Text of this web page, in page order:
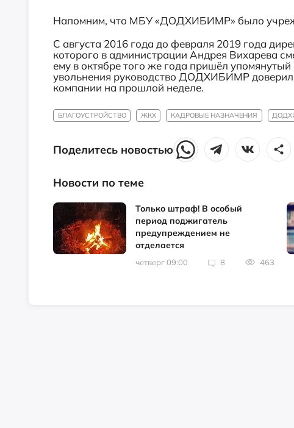
Напомним, что МБУ «ДОДХИБИМР» было
С августа 2016 года до февраля 2019 года
которого в администрации Андрея Вихарева
ему в октябре того же года пришёл
увольнения руководство ДОДХИБИМР
компании на прошлой неделе.
БЛАГОУСТРОЙСТВО ЖКХ КАДРОВЫЕ НАЗНАЧЕНИЯ
Поделитесь новостью
Новости по теме
Только штраф! В особый
период поджигатель
предупреждением не
отделается
четверг 09:00 8 463